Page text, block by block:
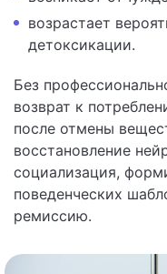
возрастает
детоксикации.
Без
возврат к
после отмены
восстановление
социализация,
поведенческих
ремиссию.